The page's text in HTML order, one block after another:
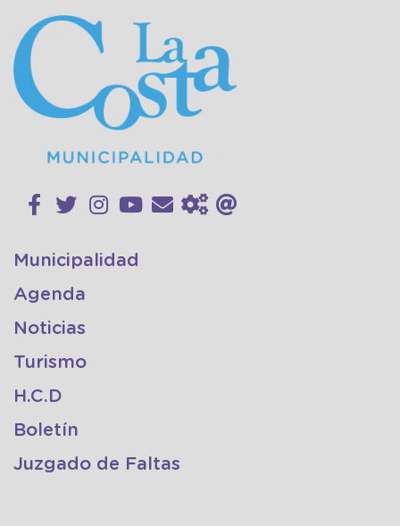
Municipalidad
Agenda
Noticias
Turismo
H.C.D
Boletín
Juzgado de Faltas